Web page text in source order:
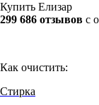
Купить Елизар
299 686 отзывов с
Как очистить:
Стирка